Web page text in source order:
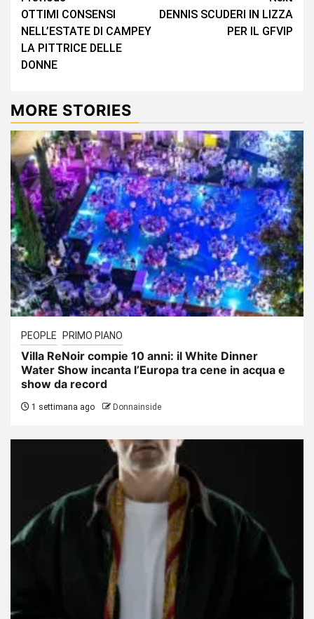
Reading
OTTIMI CONSENSI
NELL’ESTATE DI CAMPEY
LA PITTRICE DELLE
DONNE
DENNIS SCUDERI IN LIZZA
PER IL GFVIP
MORE STORIES
PEOPLE PRIMO PIANO
Villa ReNoir compie 10 anni: il White Dinner
Water Show incanta l’Europa tra cene in acqua e
show da record
1 settimana ago Donnainside